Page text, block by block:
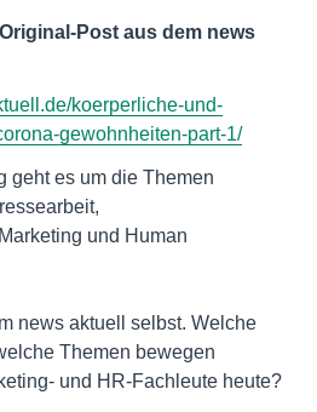
Post aus dem news
koerperliche-und-
gewohnheiten-part-1/
geht es um die Themen
und Human
news aktuell selbst. Welche
Themen bewegen
und HR-Fachleute heute?